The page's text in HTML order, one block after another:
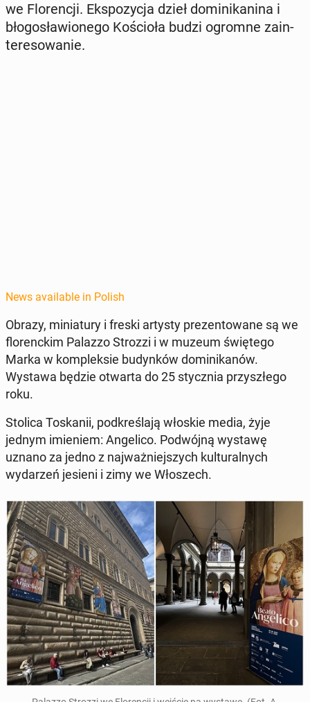
we Flo­rencji. Ek­spozy­c­ja dzieł do­minikan­i­na i
bło­gosław­ionego Koś­cioła budzi ogromne zain­
tere­sowanie.
News available in Polish
Obrazy, miniatu­ry i freski artysty prezen­towane są we
flo­renckim Palazzo Strozzi i w muzeum świętego
Marka w kom­plek­sie bu­dynków do­minikanów.
Wystawa będzie otwarta do 25 sty­cz­nia przyszłego
roku.
Stolica Toskanii, pod­kreśla­ją włoskie media, żyje
jednym imie­niem: An­geli­co. Pod­wójną wystawę
uznano za jedno z na­jważniejszych kul­tur­al­nych
wydarzeń jesieni i zimy we Włoszech.